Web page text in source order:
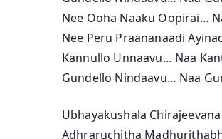
Nee Ooha Naaku Oopirai…
Nee Peru Praananaadi
Kannullo Unnaavu… Naa
Gundello Nindaavu… Naa
Ubhayakushala
Adhraruchitha